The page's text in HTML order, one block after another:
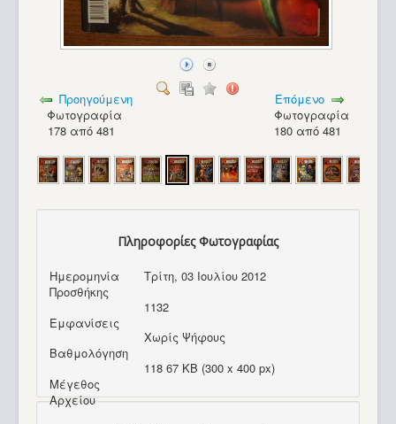
Turbo-X 286 PC_28
Προηγούμενη
Φωτογραφία
178 από 481
Επόμενο
Φωτογραφία
180 από 481
Πληροφορίες Φωτογραφίας
Ημερομηνία
Προσθήκης
Τρίτη, 03 Ιουλίου 2012
Εμφανίσεις
1132
Βαθμολόγηση
Χωρίς Ψήφους
Μέγεθος
Αρχείου
118 67 KB (300 x 400 px)